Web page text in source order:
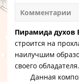
Комментарии
Пирамида духов
строится на
наилучшим
своего обладателя.
Данная